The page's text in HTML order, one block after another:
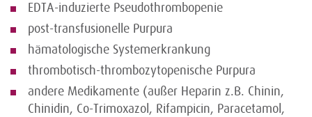
EDTA-induzierte Pseudothrombopenie
post-transfusionelle Purpura
hämatologische Systemerkrankung
thrombotisch-thrombozytopenische Purpura
andere Medikamente (außer Heparin z.B. Chinin,
Chinidin, Co-Trimoxazol, Rifampicin, Paracetamol,